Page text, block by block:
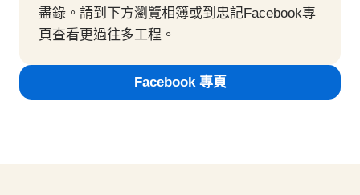
盡錄。請到下方瀏覽相簿或到忠記Facebook專
頁查看更過往多工程。
Facebook 專頁